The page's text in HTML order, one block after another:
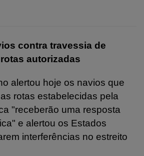
contra travessia de
autorizadas
alertou hoje os navios que
rotas estabelecidas pela
"receberão uma resposta
e alertou os Estados
interferências no estreito